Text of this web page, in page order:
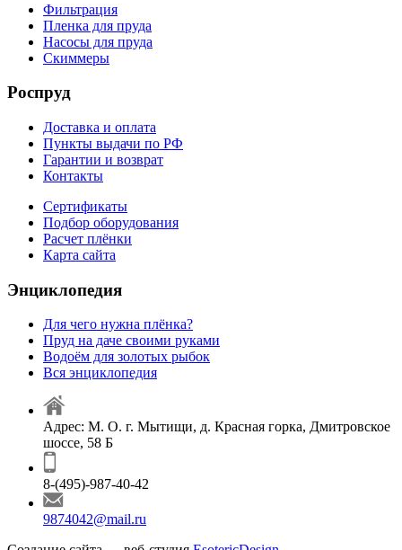
Фильтрация
Пленка для пруда
Насосы для пруда
Скиммеры
Роспруд
Доставка и оплата
Пункты выдачи по РФ
Гарантии и возврат
Контакты
Сертификаты
Подбор оборудования
Расчет плёнки
Карта сайта
Энциклопедия
Для чего нужна плёнка?
Пруд на даче своими руками
Водоём для золотых рыбок
Вся энциклопедия
Адрес: М. О. г. Мытищи, д. Красная горка, Дмитровское
шоссе, 58 Б
8-(495)-987-40-42
9874042@mail.ru